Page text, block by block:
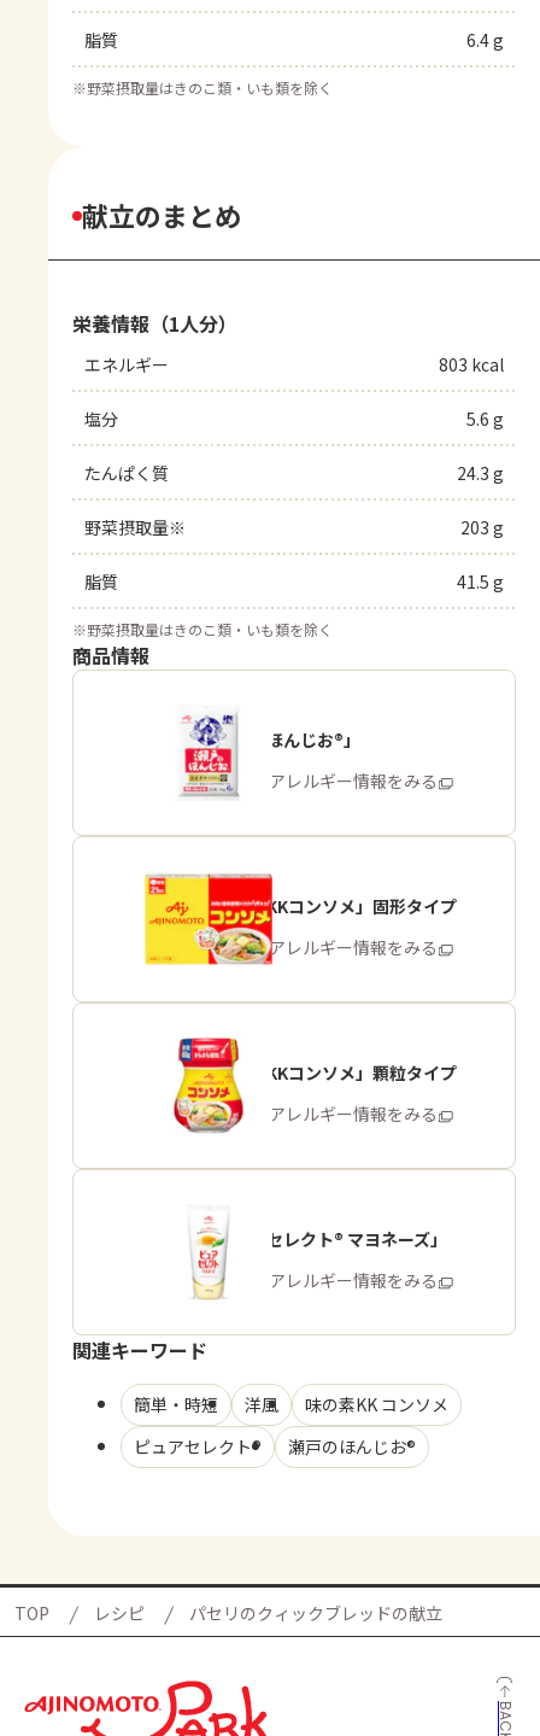
脂質 6.4 g
※野菜摂取量はきのこ類・いも類を除く
献立のまとめ
栄養情報（1人分）
エネルギー 803 kcal
塩分 5.6 g
たんぱく質 24.3 g
野菜摂取量※ 203 g
脂質 41.5 g
※野菜摂取量はきのこ類・いも類を除く
商品情報
「瀬戸のほんじお®」
商品・アレルギー情報をみる
「味の素KKコンソメ」固形タイプ
商品・アレルギー情報をみる
「味の素KKコンソメ」顆粒タイプ
商品・アレルギー情報をみる
「ピュアセレクト® マヨネーズ」
商品・アレルギー情報をみる
関連キーワード
簡単・時短 洋風
味の素KK コンソメ
ピュアセレクト®
瀬戸のほんじお®
TOP レシピ パセリのクィックブレッドの献立